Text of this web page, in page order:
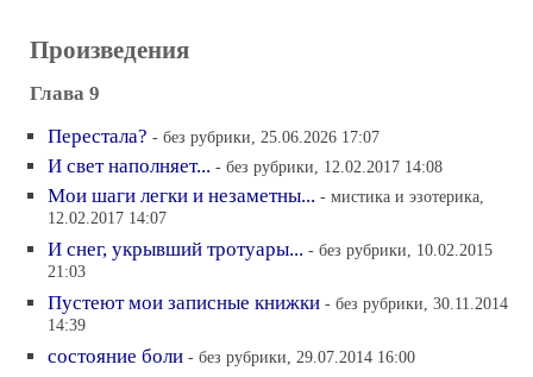
Произведения
Глава 9
Перестала? - без рубрики, 25.06.2026 17:07
И свет наполняет... - без рубрики, 12.02.2017 14:08
Мои шаги легки и незаметны... - мистика и эзотерика,
12.02.2017 14:07
И снег, укрывший тротуары... - без рубрики, 10.02.2015
21:03
Пустеют мои записные книжки - без рубрики, 30.11.2014
14:39
состояние боли - без рубрики, 29.07.2014 16:00